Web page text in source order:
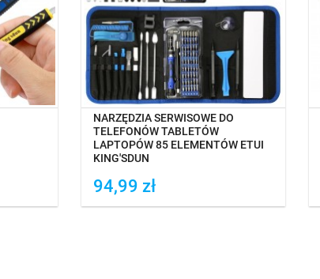
NARZĘDZIA SERWISOWE DO
TELEFONÓW TABLETÓW
LAPTOPÓW 85 ELEMENTÓW ETUI
KING'SDUN
94,99 zł
NA MAGAZYNIE
Dodaj do porówania